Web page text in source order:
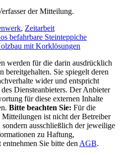
der Mitteilung.
, Zeitarbeit
befahrbare Steinteppiche
mit Korklösungen
werden für die darin ausdrücklich
bereitgehalten. Sie spiegelt deren
wider und entspricht
Diensteanbieters. Der Anbieter
für diese externen Inhalte
Bitte beachten Sie: Für die
ist nicht der Betreiber
ausschließlich der jeweilige
zu Haftung,
Sie bitte den AGB.